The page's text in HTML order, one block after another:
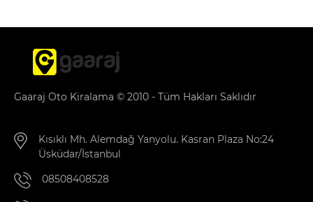
Gaaraj Oto Kiralama © 2010 - Tüm Hakları Saklıdır
Kısıklı Mh. Alemdağ Yanyolu. Kasran Plaza No:24
Üsküdar/İstanbul
08508408528